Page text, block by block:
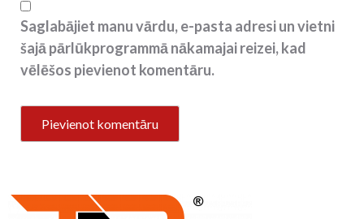
Saglabājiet manu vārdu, e-pasta adresi un vietni
šajā pārlūkprogrammā nākamajai reizei, kad
vēlēšos pievienot komentāru.